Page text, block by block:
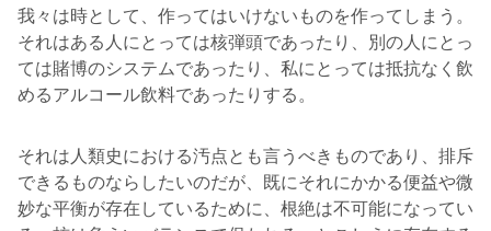
我々は時として、作ってはいけないものを作ってしまう。
それはある人にとっては核弾頭であったり、別の人にとっ
ては賭博のシステムであったり、私にとっては抵抗なく飲
めるアルコール飲料であったりする。
それは人類史における汚点とも言うべきものであり、排斥
できるものならしたいのだが、既にそれにかかる便益や微
妙な平衡が存在しているために、根絶は不可能になってい